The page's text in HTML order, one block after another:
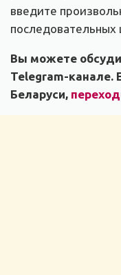
введите
последовательных
Вы можете
Telegram-канале.
Беларуси,